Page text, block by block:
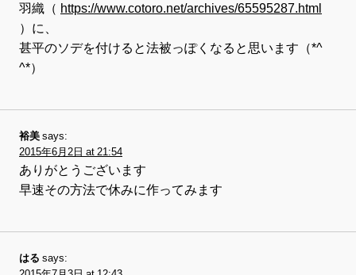
羽織（ https://www.cotoro.net/archives/65595287.html
）に、
甚平のソデを付けると法被っぽくなると思います（*^
^*）
裕美 says:
2015年6月2日 at 21:54
ありがとうございます
早速その方法で休みに作ってみます
はる says: